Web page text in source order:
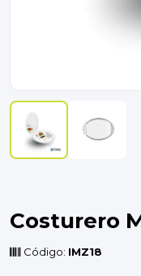
Costurero
Código: IMZ18